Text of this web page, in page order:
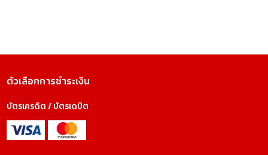
ตัวเลือกการชำระเงิน
บัตรเครดิต / บัตรเดบิต